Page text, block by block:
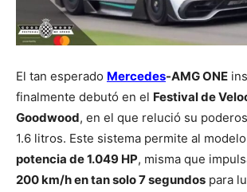
El tan esperado Mercedes-AMG ONE
finalmente debutó en el Festival de
Goodwood, en el que relució su
1.6 litros. Este sistema permite al
potencia de 1.049 HP, misma que
200 km/h en tan solo 7 segundos para